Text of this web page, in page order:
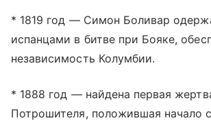
* 1819 год — Симон Боливар
испанцами в битве при Бояке,
независимость Колумбии.
* 1888 год — найдена первая
Потрошителя, положившая начало